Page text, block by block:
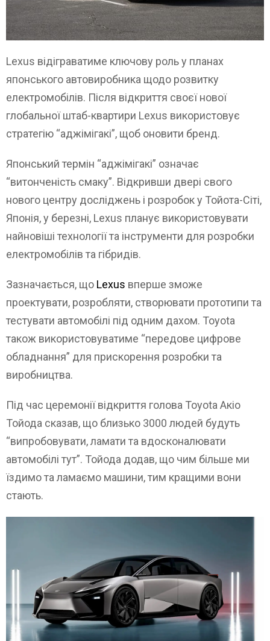
Lexus відіграватиме ключову роль у планах
японського автовиробника щодо розвитку
електромобілів. Після відкриття своєї нової
глобальної штаб-квартири Lexus використовує
стратегію “аджімігакі”, щоб оновити бренд.
Японський термін “аджімігакі” означає
“витонченість смаку”. Відкривши двері свого
нового центру досліджень і розробок у Тойота-Сіті,
Японія, у березні, Lexus планує використовувати
найновіші технології та інструменти для розробки
електромобілів та гібридів.
Зазначається, що Lexus вперше зможе
проектувати, розробляти, створювати прототипи та
тестувати автомобілі під одним дахом. Toyota
також використовуватиме “передове цифрове
обладнання” для прискорення розробки та
виробництва.
Під час церемонії відкриття голова Toyota Акіо
Тойода сказав, що близько 3000 людей будуть
“випробовувати, ламати та вдосконалювати
автомобілі тут”. Тойода додав, що чим більше ми
їздимо та ламаємо машини, тим кращими вони
стають.